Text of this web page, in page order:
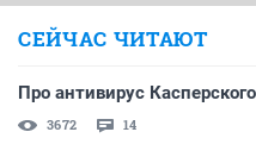
СЕЙЧАС ЧИТАЮТ
Про антивирус Касперского
3672 14